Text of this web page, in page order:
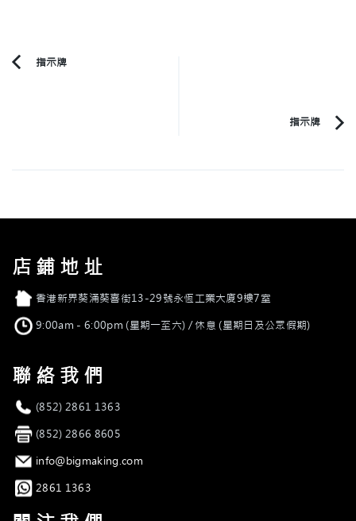
Post
Previous
指示牌
指示牌
店鋪地址
店舖地址香港新界葵涌葵喜街13-29號永恆工業大廈9樓7室
營業時間9:00am - 6:00pm (星期一至六) / 休息 (星期日及公眾假期)
聯絡我們
電話 (852) 2861 1363
傳真 (852) 2866 8605
電郵 info@bigmaking.com
Whatsapp
2861 1363